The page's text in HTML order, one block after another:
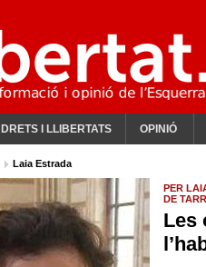
DRETS I LLIBERTATS OPINIÓ
Laia Estrada
PER
DE
Les